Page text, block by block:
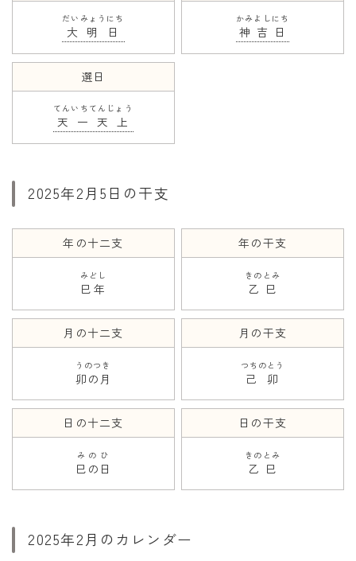
大明日
だいみょうにち
神吉日
かみよしにち
選日
天一天上
てんいちてんじょう
2025年2月5日の干支
年の十二支
巳年
みどし
年の干支
乙巳
きのとみ
月の十二支
卯の月
うのつき
月の干支
己卯
つちのとう
日の十二支
巳の日
みのひ
日の干支
乙巳
きのとみ
2025年2月のカレンダー